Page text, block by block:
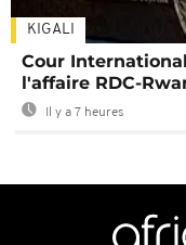
KIGALI
Cour
l'affaire RDC-
Il y a 7 heures